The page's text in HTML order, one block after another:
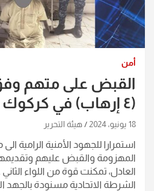
أمن
القبض على متهم
(٤ إرهاب) في كركوك
18 يونيو، 2024 هيئة التحرير
استمرارا للجهود الأمنية الرامية
المهزومة والقبض عليهم
العادل، تمكنت قوة من اللواء
الشرطة الاتحادية مسنودة بالجهد